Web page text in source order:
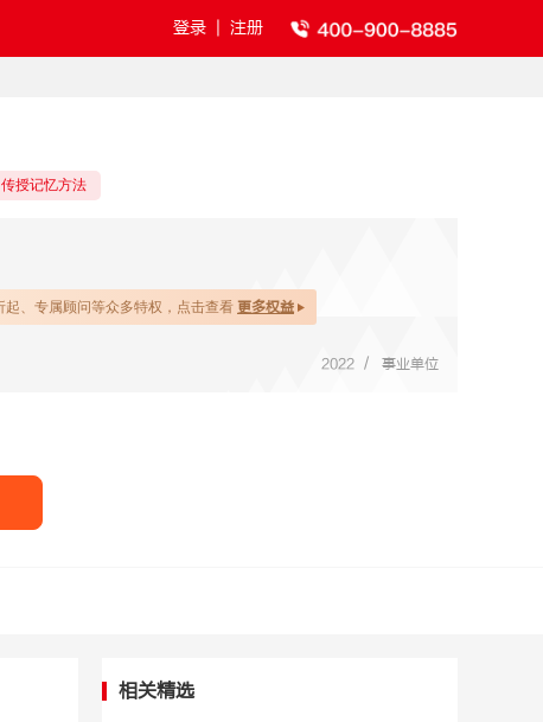
登录 注册
传授记忆方法
、专属顾问等众多特权，点击查看 更多权益
2022 / 事业单位
相关精选